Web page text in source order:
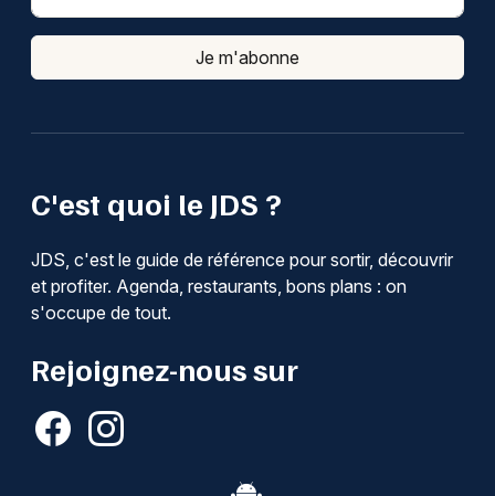
C'est quoi le JDS ?
JDS, c'est le guide de référence pour sortir, découvrir
et profiter. Agenda, restaurants, bons plans : on
s'occupe de tout.
Rejoignez-nous sur
Je m'abonne